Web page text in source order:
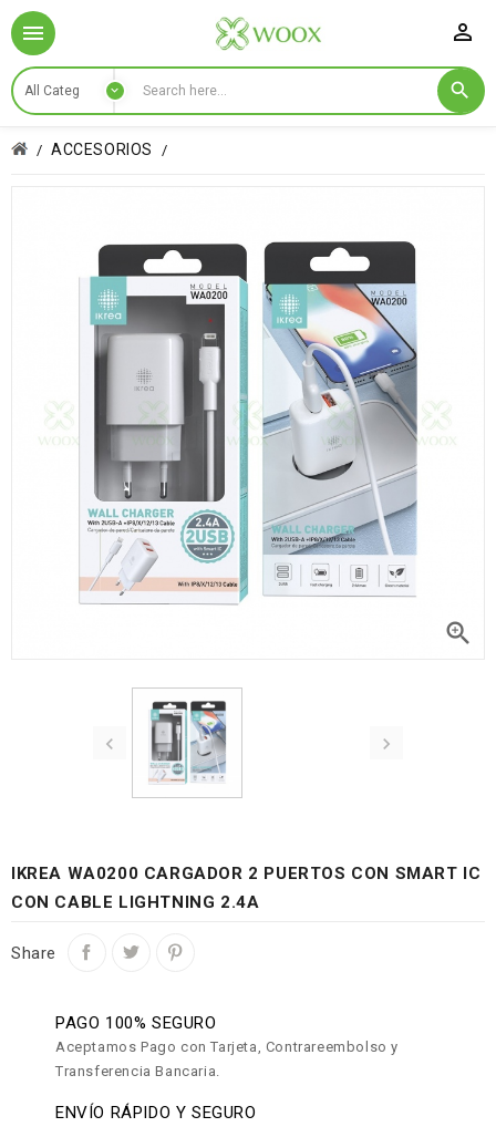

ACCESORIOS

 
IKREA WA0200 CARGADOR 2 PUERTOS CON SMART IC
CON CABLE LIGHTNING 2.4A
Share
PAGO 100% SEGURO
Aceptamos Pago con Tarjeta, Contrareembolso y
Transferencia Bancaria.
ENVÍO RÁPIDO Y SEGURO